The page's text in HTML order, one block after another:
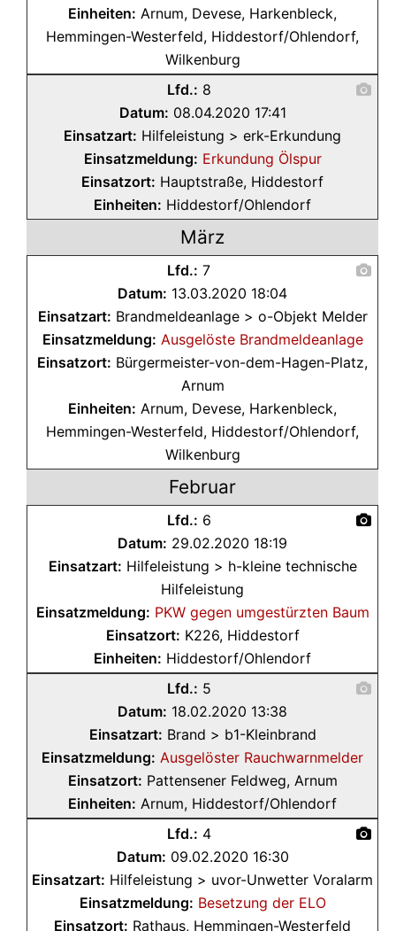
Einheiten: Arnum, Devese, Harkenbleck,
Hemmingen-Westerfeld, Hiddestorf/Ohlendorf,
Wilkenburg
Lfd.: 8
Datum: 08.04.2020 17:41
Einsatzart: Hilfeleistung > erk-Erkundung
Einsatzmeldung: Erkundung Ölspur
Einsatzort: Hauptstraße, Hiddestorf
Einheiten: Hiddestorf/Ohlendorf
März
Lfd.: 7
Datum: 13.03.2020 18:04
Einsatzart: Brandmeldeanlage > o-Objekt Melder
Einsatzmeldung: Ausgelöste Brandmeldeanlage
Einsatzort: Bürgermeister-von-dem-Hagen-Platz,
Arnum
Einheiten: Arnum, Devese, Harkenbleck,
Hemmingen-Westerfeld, Hiddestorf/Ohlendorf,
Wilkenburg
Februar
Lfd.: 6
Datum: 29.02.2020 18:19
Einsatzart: Hilfeleistung > h-kleine technische
Hilfeleistung
Einsatzmeldung: PKW gegen umgestürzten Baum
Einsatzort: K226, Hiddestorf
Einheiten: Hiddestorf/Ohlendorf
Lfd.: 5
Datum: 18.02.2020 13:38
Einsatzart: Brand > b1-Kleinbrand
Einsatzmeldung: Ausgelöster Rauchwarnmelder
Einsatzort: Pattensener Feldweg, Arnum
Einheiten: Arnum, Hiddestorf/Ohlendorf
Lfd.: 4
Datum: 09.02.2020 16:30
Einsatzart: Hilfeleistung > uvor-Unwetter Voralarm
Einsatzmeldung: Besetzung der ELO
Einsatzort: Rathaus, Hemmingen-Westerfeld